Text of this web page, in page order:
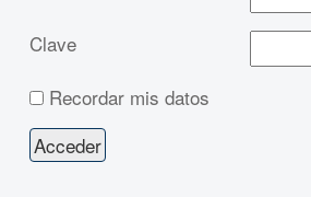
Clave
Recordar mis datos